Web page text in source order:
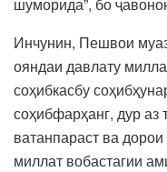
Инчунин, Пешвои
ояндаи давлату
соҳибкасбу
соҳибфарҳанг, дур аз
ватанпараст ва
миллат вобастагии